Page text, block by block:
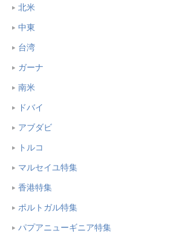
北米
中東
台湾
ガーナ
南米
ドバイ
アブダビ
トルコ
マルセイユ特集
香港特集
ポルトガル特集
パプアニューギニア特集